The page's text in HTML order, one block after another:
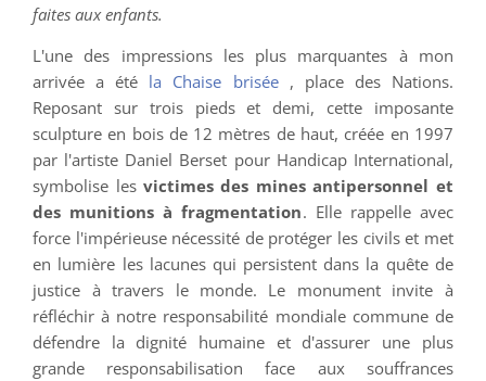
faites aux enfants.
L'une des impressions les plus marquantes à mon
arrivée a été la Chaise brisée, place des Nations.
Reposant sur trois pieds et demi, cette imposante
sculpture en bois de 12 mètres de haut, créée en 1997
par l'artiste Daniel Berset pour Handicap International,
symbolise lesvictimes des mines antipersonnel et
des munitions à fragmentation. Elle rappelle avec
force l'impérieuse nécessité de protéger les civils et met
en lumière les lacunes qui persistent dans la quête de
justice à travers le monde. Le monument invite à
réfléchir à notre responsabilité mondiale commune de
défendre la dignité humaine et d'assurer une plus
grande responsabilisation face aux souffrances